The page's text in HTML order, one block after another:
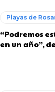
Playas de
“Podremos
en un año”,